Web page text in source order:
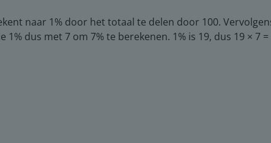
naar 1% door het totaal te delen door 100.
dus met 7 om 7% te berekenen. 1% is 19, dus 19 × 7 =